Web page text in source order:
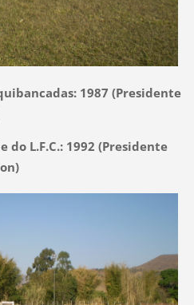
1987 (Presidente
do L.F.C.: 1992 (Presidente